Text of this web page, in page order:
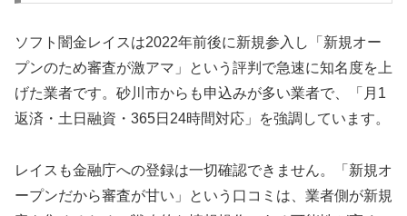
ソフト闇金レイスは2022年前後に新規参入し「新規オー
プンのため審査が激アマ」という評判で急速に知名度を上
げた業者です。砂川市からも申込みが多い業者で、「月1
返済・土日融資・365日24時間対応」を強調しています。
レイスも金融庁への登録は一切確認できません。「新規オ
ープンだから審査が甘い」という口コミは、業者側が新規